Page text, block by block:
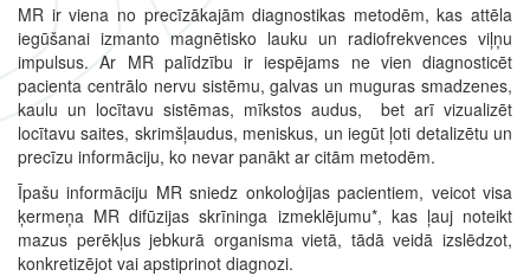
MR ir viena no precīzākajām diagnostikas metodēm, kas attēla
iegūšanai izmanto magnētisko lauku un radiofrekvences viļņu
impulsus. Ar MR palīdzību ir iespējams ne vien diagnosticēt
pacienta centrālo nervu sistēmu, galvas un muguras smadzenes,
kaulu un locītavu sistēmas, mīkstos audus, bet arī vizualizēt
locītavu saites, skrimšļaudus, meniskus, un iegūt ļoti detalizētu un
precīzu informāciju, ko nevar panākt ar citām metodēm.
Īpašu informāciju MR sniedz onkoloģijas pacientiem, veicot visa
ķermeņa MR difūzijas skrīninga izmeklējumu*, kas ļauj noteikt
mazus perēkļus jebkurā organisma vietā, tādā veidā izslēdzot,
konkretizējot vai apstiprinot diagnozi.